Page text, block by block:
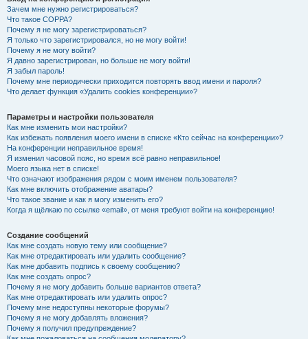
Зачем мне нужно регистрироваться?
Что такое COPPA?
Почему я не могу зарегистрироваться?
Я только что зарегистрировался, но не могу войти!
Почему я не могу войти?
Я давно зарегистрирован, но больше не могу войти!
Я забыл пароль!
Почему мне периодически приходится повторять ввод имени и пароля?
Что делает функция «Удалить cookies конференции»?
Параметры и настройки пользователя
Как мне изменить мои настройки?
Как избежать появления моего имени в списке «Кто сейчас на конференции»?
На конференции неправильное время!
Я изменил часовой пояс, но время всё равно неправильное!
Моего языка нет в списке!
Что означают изображения рядом с моим именем пользователя?
Как мне включить отображение аватары?
Что такое звание и как я могу изменить его?
Когда я щёлкаю по ссылке «email», от меня требуют войти на конференцию!
Создание сообщений
Как мне создать новую тему или сообщение?
Как мне отредактировать или удалить сообщение?
Как мне добавить подпись к своему сообщению?
Как мне создать опрос?
Почему я не могу добавить больше вариантов ответа?
Как мне отредактировать или удалить опрос?
Почему мне недоступны некоторые форумы?
Почему я не могу добавлять вложения?
Почему я получил предупреждение?